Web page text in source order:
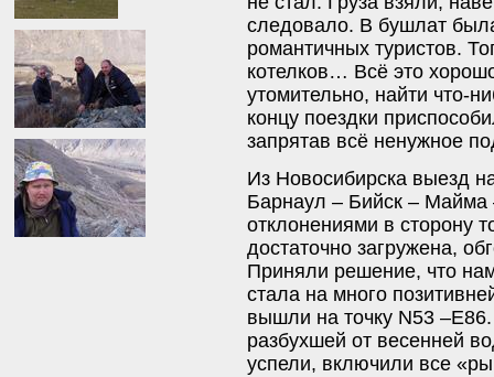
следовало. В бушлат
романтичных туристов.
котелков… Всё это
утомительно, найти что-
концу поездки
запрятав всё ненужное
Из Новосибирска выезд
Барнаул – Бийск – Майма
отклонениями в сторону
достаточно загружена,
Приняли решение, что
стала на много
вышли на точку N53
разбухшей от весенней
успели, включили все